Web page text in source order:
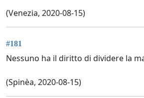
(Venezia, 2020-08-15)
#181
Nessuno ha il diritto di dividere la
(Spinèa, 2020-08-15)